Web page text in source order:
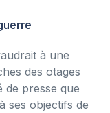
à une
des otages
de presse que
ses objectifs de